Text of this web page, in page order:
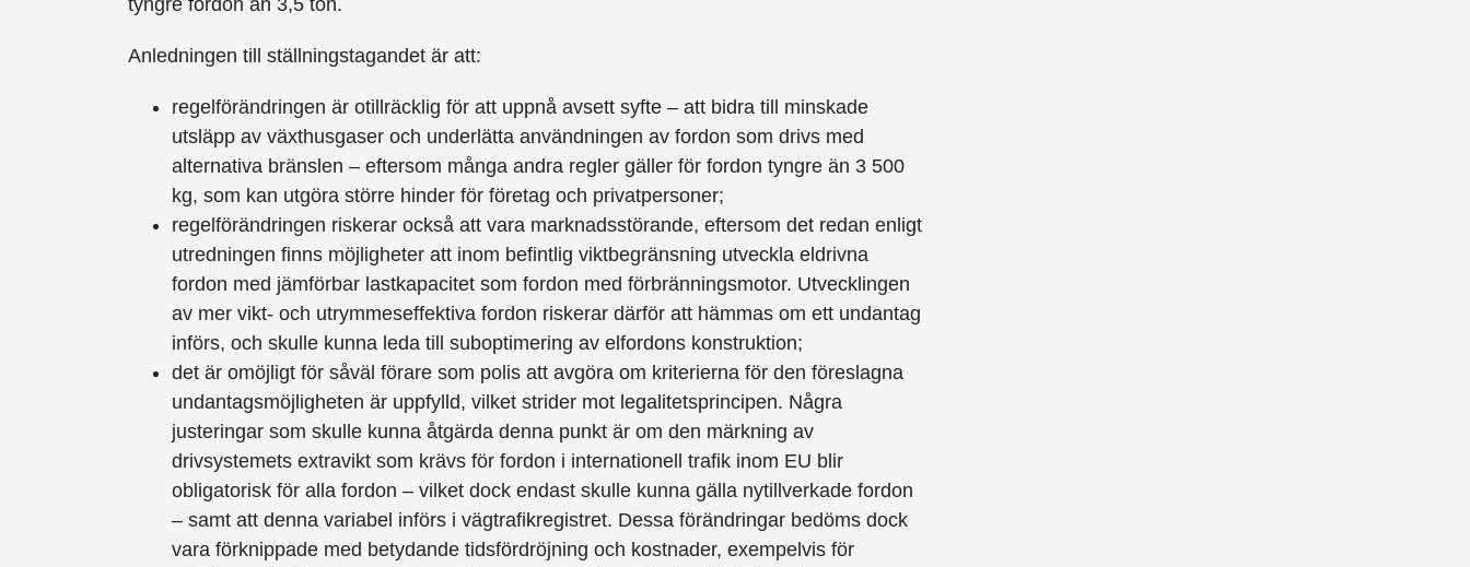
tyngre fordon än 3,5 ton.
Anledningen till ställningstagandet är att:
regelförändringen är otillräcklig för att uppnå avsett syfte – att bidra till minskade
utsläpp av växthusgaser och underlätta användningen av fordon som drivs med
alternativa bränslen – eftersom många andra regler gäller för fordon tyngre än 3 500
kg, som kan utgöra större hinder för företag och privatpersoner;
regelförändringen riskerar också att vara marknadsstörande, eftersom det redan enligt
utredningen finns möjligheter att inom befintlig viktbegränsning utveckla eldrivna
fordon med jämförbar lastkapacitet som fordon med förbränningsmotor. Utvecklingen
av mer vikt- och utrymmes­effektiva fordon riskerar därför att hämmas om ett undantag
införs, och skulle kunna leda till suboptimering av elfordons konstruktion;
det är omöjligt för såväl förare som polis att avgöra om kriterierna för den föreslagna
undantagsmöjligheten är uppfylld, vilket strider mot legalitets­principen. Några
justeringar som skulle kunna åtgärda denna punkt är om den märkning av
drivsystemets extravikt som krävs för fordon i internationell trafik inom EU blir
obligatorisk för alla fordon – vilket dock endast skulle kunna gälla nytillverkade fordon
– samt att denna variabel införs i vägtrafik­registret. Dessa förändringar bedöms dock
vara förknippade med betydande tidsfördröj­ning och kostnader, exempelvis för